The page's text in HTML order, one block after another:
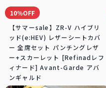
10％OFF
【サマーsale】ZR-V ハイブリ
ッド(e:HEV) レザーシートカバ
ー 全席セット パンチングレザ
ー+スカーレット [Refinadレフ
ィナード] Avant-Garde アバ
ンギャルド